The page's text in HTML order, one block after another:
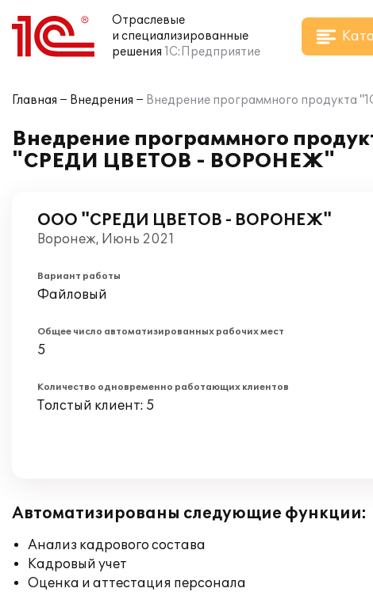
Отраслевые
и специализированные
решения 1С:Предприятие
Главная Внедрения Внедрение программного
Внедрение программного
"СРЕДИ ЦВЕТОВ - ВОРОНЕЖ"
ООО "СРЕДИ ЦВЕТОВ - ВОРОНЕЖ"
Воронеж, Июнь 2021
Вариант работы
Файловый
Общее число автоматизированных рабочих мест
5
Количество одновременно работающих клиентов
Толстый клиент: 5
Автоматизированы следующие функции:
Анализ кадрового состава
Кадровый учет
Оценка и аттестация персонала